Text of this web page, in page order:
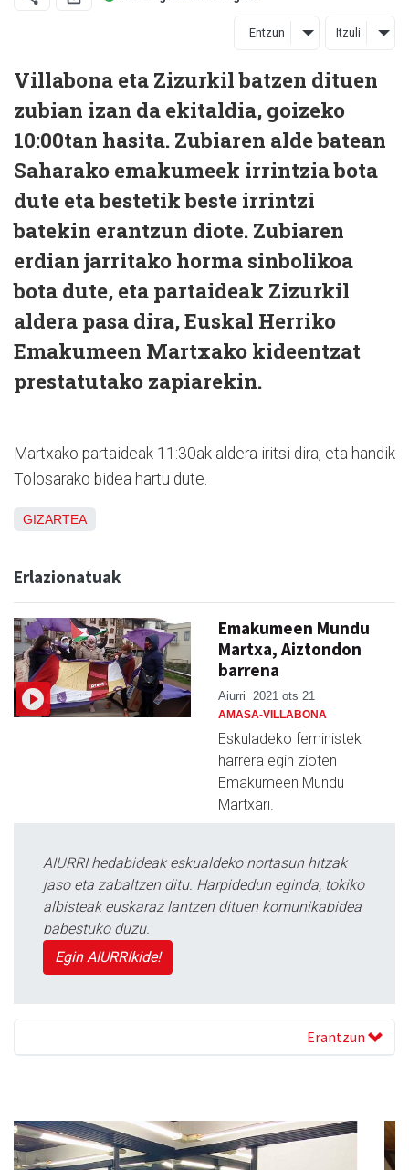
Entzun Itzuli
Villabona eta Zizurkil batzen dituen
zubian izan da ekitaldia, goizeko
10:00tan hasita. Zubiaren alde batean
Saharako emakumeek irrintzia bota
dute eta bestetik beste irrintzi
batekin erantzun diote. Zubiaren
erdian jarritako horma sinbolikoa
bota dute, eta partaideak Zizurkil
aldera pasa dira, Euskal Herriko
Emakumeen Martxako kideentzat
prestatutako zapiarekin.
Martxako partaideak 11:30ak aldera iritsi dira, eta handik
Tolosarako bidea hartu dute.
GIZARTEA
Erlazionatuak
Emakumeen Mundu
Martxa, Aiztondon
barrena
Aiurri 2021 ots 21
AMASA-VILLABONA
Eskuladeko feministek
harrera egin zioten
Emakumeen Mundu
Martxari.
AIURRI hedabideak eskualdeko nortasun hitzak
jaso eta zabaltzen ditu. Harpidedun eginda, tokiko
albisteak euskaraz lantzen dituen komunikabidea
babestuko duzu.
Egin AIURRIkide!
Erantzun